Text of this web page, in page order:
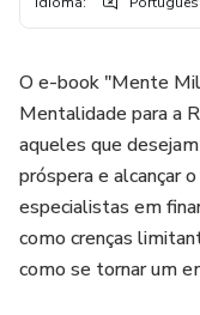
O e-book "Mente
Mentalidade para a
aqueles que
próspera e alcançar
especialistas em
como crenças
como se tornar um